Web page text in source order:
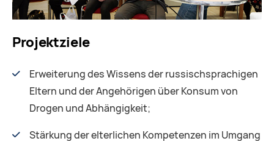
Projektziele
Erweiterung des Wissens der russischsprachigen
Eltern und der Angehörigen über Konsum von
Drogen und Abhängigkeit;
Stärkung der elterlichen Kompetenzen im Umgang